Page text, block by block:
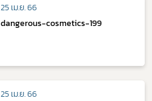
25 เม.ย. 66
dangerous-cosmetics-199
25 เม.ย. 66